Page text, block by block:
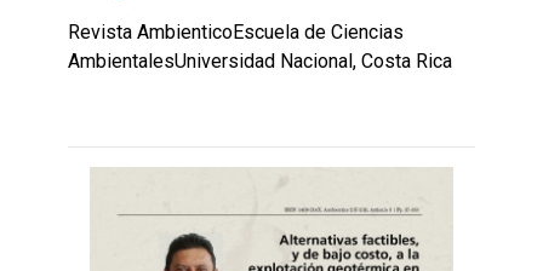
Revista AmbienticoEscuela de Ciencias
AmbientalesUniversidad Nacional, Costa Rica